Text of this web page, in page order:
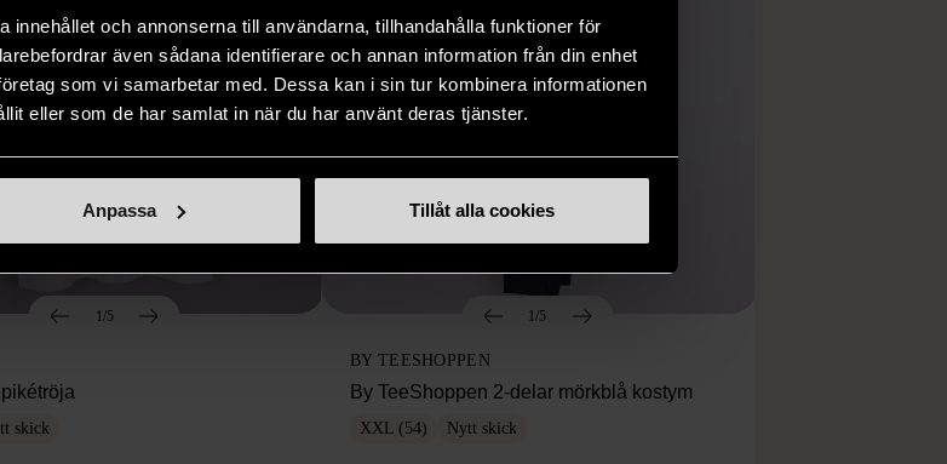
innehållet och annonserna till användarna, tillhandahålla funktioner för
även sådana identifierare och annan information från din enhet
som vi samarbetar med. Dessa kan i sin tur kombinera informationen
eller som de har samlat in när du har använt deras tjänster.
Anpassa Tillåt alla cookies
1/5
skick
1/5
BY TEESHOPPEN
By TeeShoppen 2-delar mörkblå kostym
XXL (54) Nytt skick